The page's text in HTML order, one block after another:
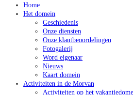
Home
Het domein
Geschiedenis
Onze diensten
Onze klantbeoordelingen
Fotogalerij
Word eigenaar
Nieuws
Kaart domein
Activiteiten in de Morvan
Activiteiten op het